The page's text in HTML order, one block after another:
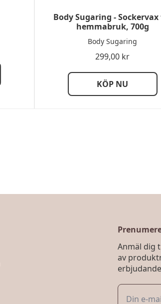
Body Sugaring -
hemmabruk, 700g
Body Sugaring
299,00 kr
KÖP NU
Anmäl dig
av